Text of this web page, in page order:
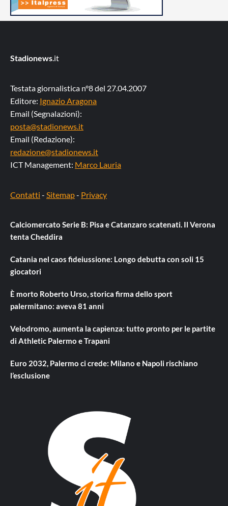
Stadionews.it
Testata giornalistica n°8 del 27.04.2007
Editore: Ignazio Aragona
Email (Segnalazioni):
posta@stadionews.it
Email (Redazione):
redazione@stadionews.it
ICT Management: Marco Lauria
Contatti - Sitemap- Privacy
Calciomercato Serie B: Pisa e Catanzaro scatenati. Il Verona
tenta Cheddira
Catania nel caos fideiussione: Longo debutta con soli 15
giocatori
È morto Roberto Urso, storica firma dello sport
palermitano: aveva 81 anni
Velodromo, aumenta la capienza: tutto pronto per le partite
di Athletic Palermo e Trapani
Euro 2032, Palermo ci crede: Milano e Napoli rischiano
l’esclusione